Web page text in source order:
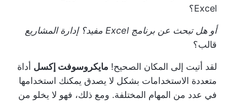
Excel؟
أو هل تبحث عن برنامج Excel مفيد؟
إدارة المشاريع
قالب؟
لقد أتيت إلى المكان الصحيح! مايكروسوفت إكسل أداة
متعددة الاستخدامات بشكل لا يصدق يمكنك استخدامها
في عدد من المهام المختلفة. ومع ذلك، فهو لا يخلو من